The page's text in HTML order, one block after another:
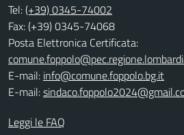
Tel:(+39) 0345-74002
Fax: (+39) 0345-74068
Posta Elettronica Certificata:
E-mail: info@comune.foppolo.bg.it
E-mail:
Leggi le FAQ